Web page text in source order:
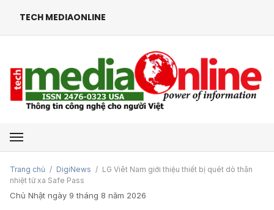
TECH MEDIAONLINE
Mở menu
Trang chủ / DigiNews / LG Viêt Nam giới thiệu thiết bị quét dò thân
nhiệt từ xa Safe Pass
Chủ Nhật ngày 9 tháng 8 năm 2026